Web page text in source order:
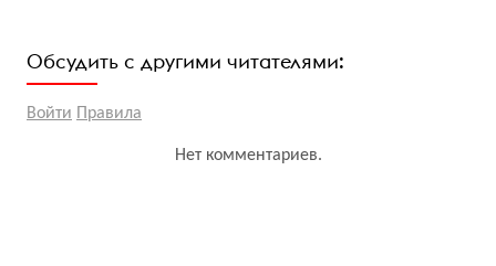
Обсудить с другими читателями:
Войти Правила
Нет комментариев.